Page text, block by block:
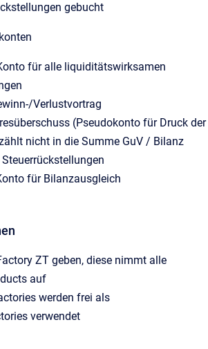
gebucht
für alle liquiditätswirksamen
Verlustvortrag
(Pseudokonto für Druck der
nicht in die Summe GuV / Bilanz
Steuerrückstellungen
für Bilanzausgleich
ZT geben, diese nimmt alle
auf
werden frei als
verwendet